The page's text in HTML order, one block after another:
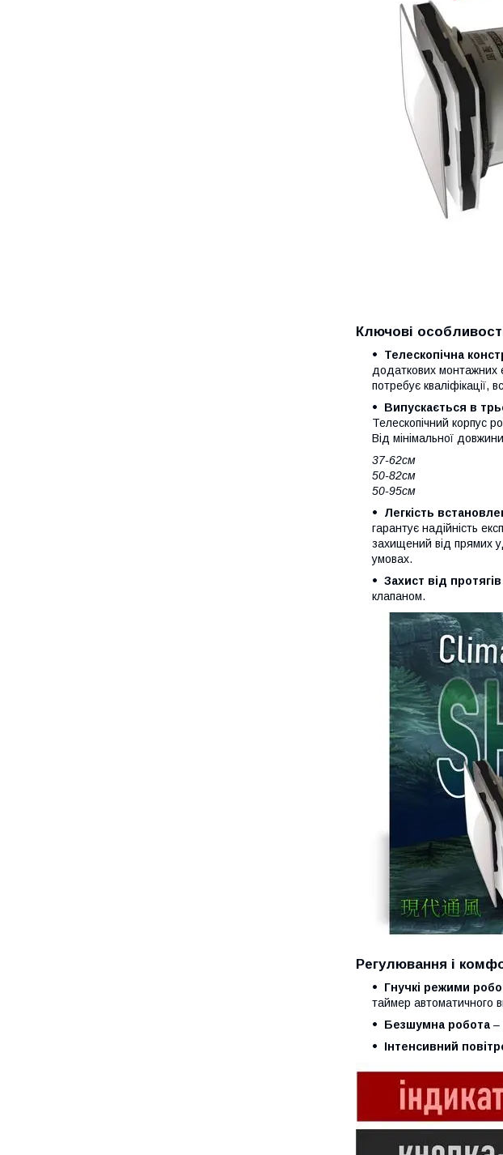
Ключові
Телескопічна
додаткових монтажних
потребує кваліфікації,
Випускається в
Телескопічний корпус
Від мінімальної
37-62см
50-82см
50-95см
Легкість
гарантує надійність
захищений від прямих
умовах.
Захист від протягів
клапаном.
Регулювання і
Гнучкі режими
таймер автоматичного
Безшумна робота –
Інтенсивний